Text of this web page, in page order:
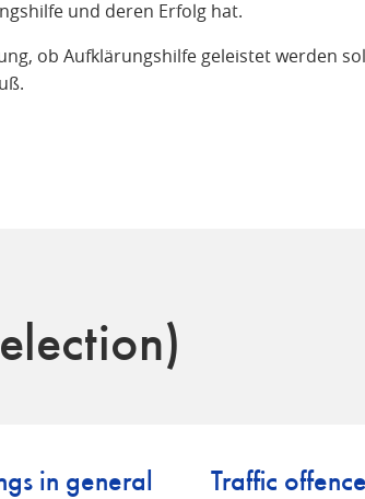
und deren Erfolg hat.
ob Aufklärungshilfe geleistet werden
in general Traffic